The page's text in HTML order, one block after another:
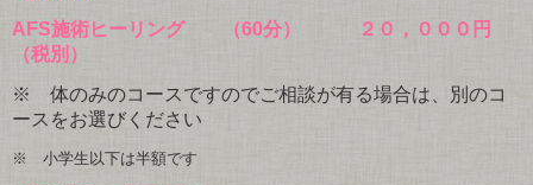
AFS施術ヒーリング （60分） ２０，０００円
（税別）
※ 体のみのコースですのでご相談が有る場合は、別のコ
ースをお選びください
※ 小学生以下は半額です